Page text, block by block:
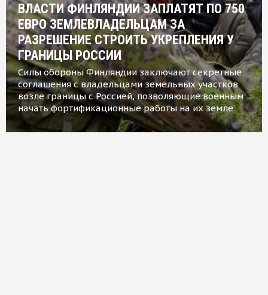
ВЛАСТИ ФИНЛЯНДИИ ЗАПЛАТЯТ ПО 750
ЕВРО ЗЕМЛЕВЛАДЕЛЬЦАМ ЗА
РАЗРЕШЕНИЕ СТРОИТЬ УКРЕПЛЕНИЯ У
ГРАНИЦЫ РОССИИ
Силы обороны Финляндии заключают секретные
соглашения с владельцами земельных участков
возле границы с Россией, позволяющие военным
начать фортификационные работы на их земле